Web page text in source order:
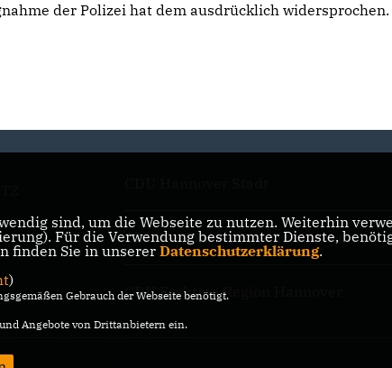
der Polizei hat dem ausdrücklich widersprochen.
CDU Regionsverband Hannover
CDU Fraktion Region Hannover
sind, um die Webseite zu nutzen. Weiterhin
Für die Verwendung bestimmter Dienste,
finden Sie in unserer Datenschutzerklärung.
)
Gebrauch der Webseite benötigt.
Angebote von Drittanbietern ein.